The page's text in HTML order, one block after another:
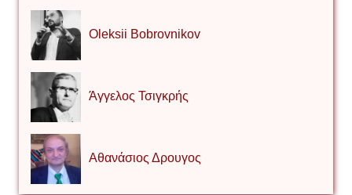
Oleksii Bobrovnikov
Άγγελος Τσιγκρής
Αθανάσιος Δρουγος